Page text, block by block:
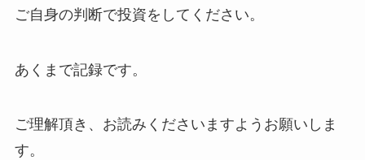
ご自身の判断で投資をしてください。
あくまで記録です。
ご理解頂き、お読みくださいますようお願いしま
す。